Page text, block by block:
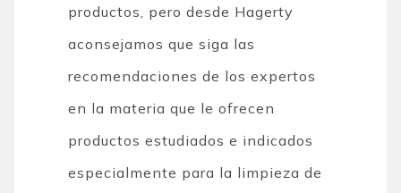
productos, pero desde Hagerty
aconsejamos que siga las
recomendaciones de los expertos
en la materia que le ofrecen
productos estudiados e indicados
especialmente para la limpieza de